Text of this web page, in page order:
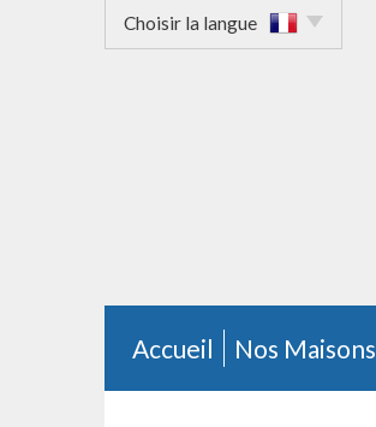
Choisir la langue
Accueil Nos Maisons